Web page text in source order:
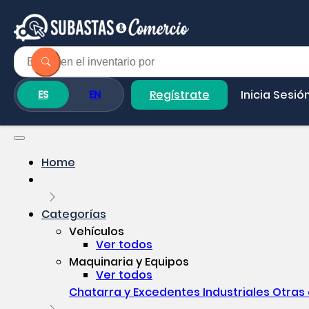
ES EN Regístrate Inicia
Home
Categorías
Vehículos
Ver todos
Maquinaria y Equipos
Ver todos
Chatarra y Excedentes Industriales Otras